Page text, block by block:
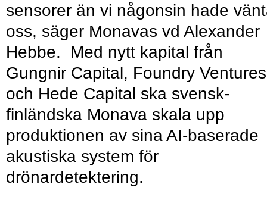
sensorer än vi någonsin hade
oss, säger Monavas vd Alexander
Hebbe. Med nytt kapital från
Gungnir Capital, Foundry Ventures
och Hede Capital ska svensk-
finländska Monava skala upp
produktionen av sina AI-baserade
akustiska system för
drönardetektering.